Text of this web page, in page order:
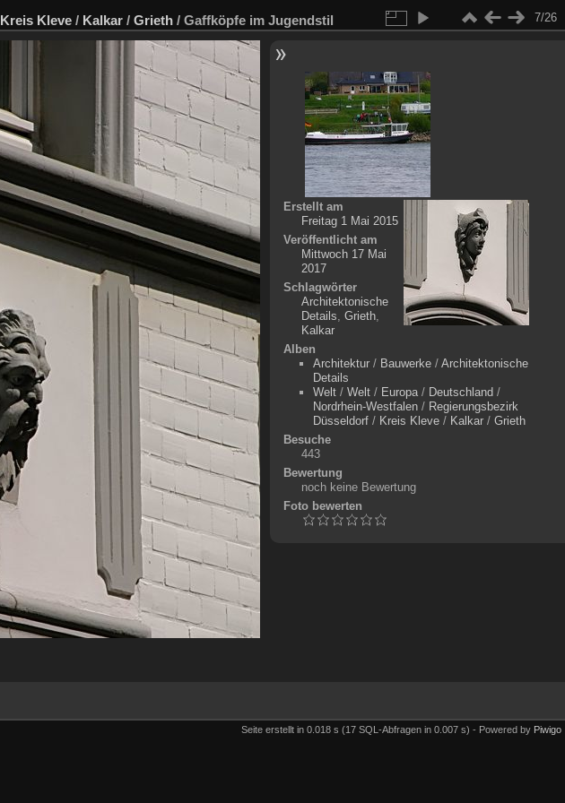
Kreis Kleve / Kalkar / Grieth / Gaffköpfe im Jugendstil 7/26
Erstellt am
Freitag 1 Mai 2015
Veröffentlicht am
Mittwoch 17 Mai
2017
Schlagwörter
Architektonische
Details, Grieth,
Kalkar
Alben
Architektur/ Bauwerke/ Architektonische
Details
Welt/ Welt/ Europa/ Deutschland /
Nordrhein-Westfalen/ Regierungsbezirk
Düsseldorf/ Kreis Kleve/ Kalkar/ Grieth
Besuche
443
Bewertung
noch keine Bewertung
Foto bewerten
Seite erstellt in 0.018 s (17 SQL-Abfragen in 0.007 s) - Powered by Piwigo